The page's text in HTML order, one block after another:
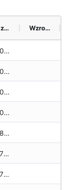
Łącznie Wzrost (28 dni)
46,090 zł
46,090 zł
46,070 zł
46,030 zł
45,810 zł
45,790 zł
45,780 zł